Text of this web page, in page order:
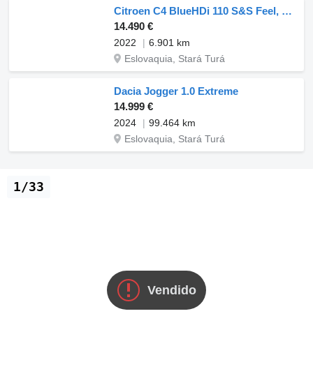
Citroen C4 BlueHDi 110 S&S Feel, 81kW, M6, 5d. /AJ NA SPLÁTKY / PROTIÚČE
14.490 €
2022
6.901 km
Eslovaquia, Stará Turá
Dacia Jogger 1.0 Extreme
14.999 €
2024
99.464 km
Eslovaquia, Stará Turá
Vendido
1/33